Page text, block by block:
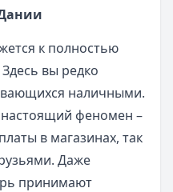
к полностью
вы редко
наличными.
настоящий феномен –
в магазинах, так
Даже
принимают